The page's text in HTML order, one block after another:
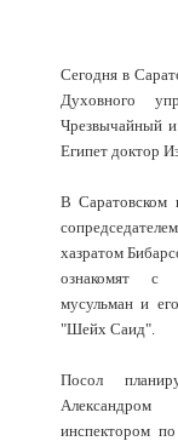
Сегодня в
Духовного
Чрезвычайный
Египет доктор
В Саратовском
хазратом
ознакомят с
мусульман и
"Шейх Саид".
Посол
инспектором